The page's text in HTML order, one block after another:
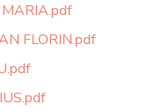
FLORIN.pdf